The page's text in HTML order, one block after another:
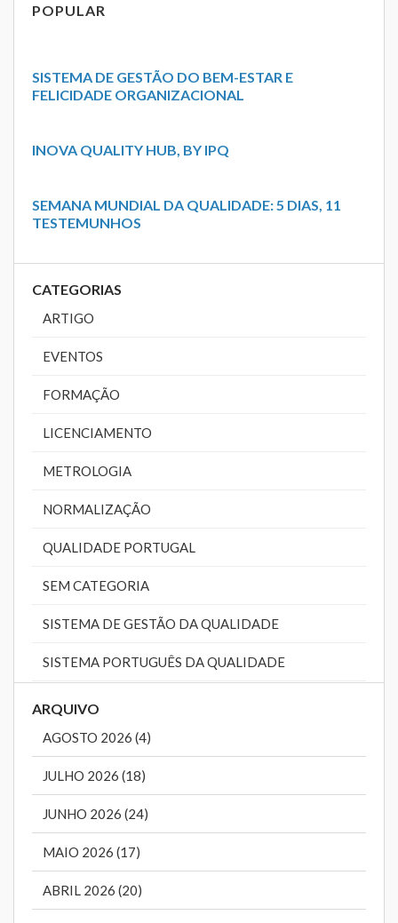
POPULAR
SISTEMA DE GESTÃO DO BEM-ESTAR E
FELICIDADE ORGANIZACIONAL
INOVA QUALITY HUB, BY IPQ
SEMANA MUNDIAL DA QUALIDADE: 5 DIAS, 11
TESTEMUNHOS
CATEGORIAS
ARTIGO
EVENTOS
FORMAÇÃO
LICENCIAMENTO
METROLOGIA
NORMALIZAÇÃO
QUALIDADE PORTUGAL
SEM CATEGORIA
SISTEMA DE GESTÃO DA QUALIDADE
SISTEMA PORTUGUÊS DA QUALIDADE
ARQUIVO
AGOSTO 2026 (4)
JULHO 2026 (18)
JUNHO 2026 (24)
MAIO 2026 (17)
ABRIL 2026 (20)